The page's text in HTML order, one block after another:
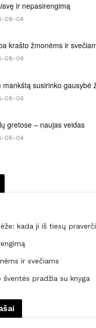
ir nepasirengimą
08-04
krašto žmonėms ir
08-04
mankštą susirinko gausybė
08-04
gretose – naujas veidas
08-04
kada ji iš tiesų
ir svečiams
šventės pradžia su knyga